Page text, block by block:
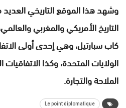
وشهد هذا الموقع التاريخي العديد
التاريخ الأمريكي والمغربي
كاب سبارتيل، وهي إحدى أولى
الولايات المتحدة، وكذا
الملاحة والتجارة.
Le point diplomatique